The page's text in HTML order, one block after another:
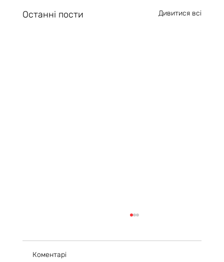
Останні пости Дивитися всі
Коментарі